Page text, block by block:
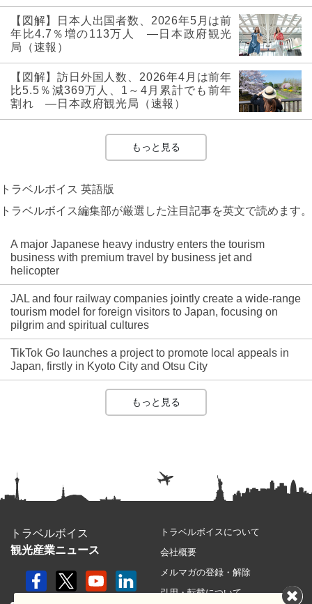
【図解】日本人出国者数、2026年5月は前
年比4.7％増の113万人 ―日本政府観光
局（速報）
【図解】訪日外国人数、2026年4月は前年
比5.5％減369万人、1～4月累計でも前年
割れ ―日本政府観光局（速報）
もっと見る
トラベルボイス 英語版
トラベルボイス編集部が厳選した注目記事を英文で読めます。
A major Japanese heavy industry enters the tourism
business with premium travel by business jet and
helicopter
JAL and four railway companies jointly create a wide-range
tourism model for foreign visitors to Japan, focusing on
pilgrim and spiritual cultures
TikTok Go launches a project to promote local appeals in
Japan, firstly in Kyoto City and Otsu City
もっと見る
トラベルボイス
観光産業ニュース
トラベルボイスについて
会社概要
メルマガの登録・解除
引用・転載について